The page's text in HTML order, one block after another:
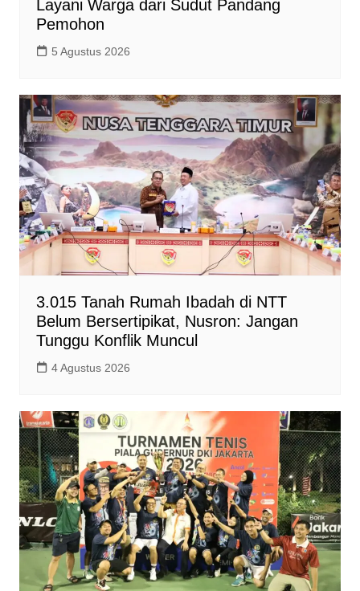
Layani Warga dari Sudut Pandang
Pemohon
5 Agustus 2026
3.015 Tanah Rumah Ibadah di NTT
Belum Bersertipikat, Nusron: Jangan
Tunggu Konflik Muncul
4 Agustus 2026